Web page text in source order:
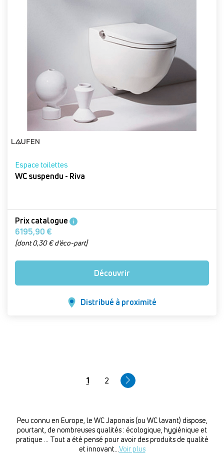
Espace toilettes
WC suspendu - Riva
Prix catalogue i
6195,90 €
[dont 0,30 € d’éco-part]
Découvrir
Distribué à proximité
Page
1 Page
2
Peu connu en Europe, le WC Japonais (ou WC lavant) dispose,
pourtant, de nombreuses qualités : écologique, hygiénique et
pratique ... Tout a été pensé pour avoir des produits de qualité
et innovant...Voir plus